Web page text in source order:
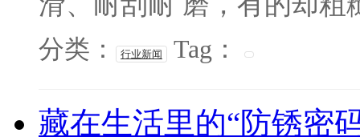
分类： 行业新闻 Tag：
藏在生活里的“防锈